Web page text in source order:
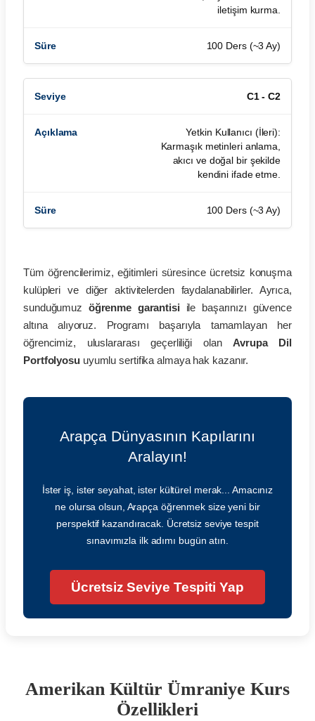
iletişim kurma.
100 Ders (~3 Ay)
C1 - C2
Yetkin Kullanıcı (İleri):
Karmaşık metinleri anlama,
akıcı ve doğal bir şekilde
kendini ifade etme.
100 Ders (~3 Ay)
Tüm öğrencilerimiz, eğitimleri süresince ücretsiz konuşma
kulüpleri ve diğer aktivitelerden faydalanabilirler. Ayrıca,
sunduğumuz öğrenme garantisi ile başarınızı güvence
altına alıyoruz. Programı başarıyla tamamlayan her
öğrencimiz, uluslararası geçerliliği olanAvrupa Dil
Portfolyosuuyumlu sertifika almaya hak kazanır.
Arapça Dünyasının Kapılarını
Aralayın!
İster iş, ister seyahat, ister kültürel merak... Amacınız
ne olursa olsun, Arapça öğrenmek size yeni bir
perspektif kazandıracak. Ücretsiz seviye tespit
sınavımızla ilk adımı bugün atın.
Ücretsiz Seviye Tespiti Yap
Amerikan Kültür Ümraniye Kurs
Özellikleri